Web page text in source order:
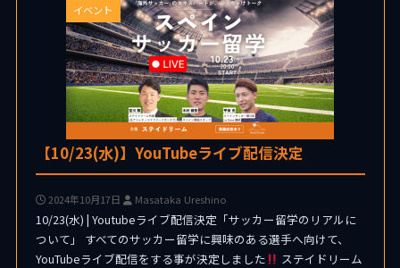
イベント
【10/23(水)】YouTubeライブ配信決定
2024年10月17日 Masataka Ureshino
10/23(水) | Youtubeライブ配信決定「サッカー留学のリアルに
ついて」 すべてのサッカー留学に興味のある選手へ向けて、
YouTubeライブ配信をする事が決定しました
ステイドリーム